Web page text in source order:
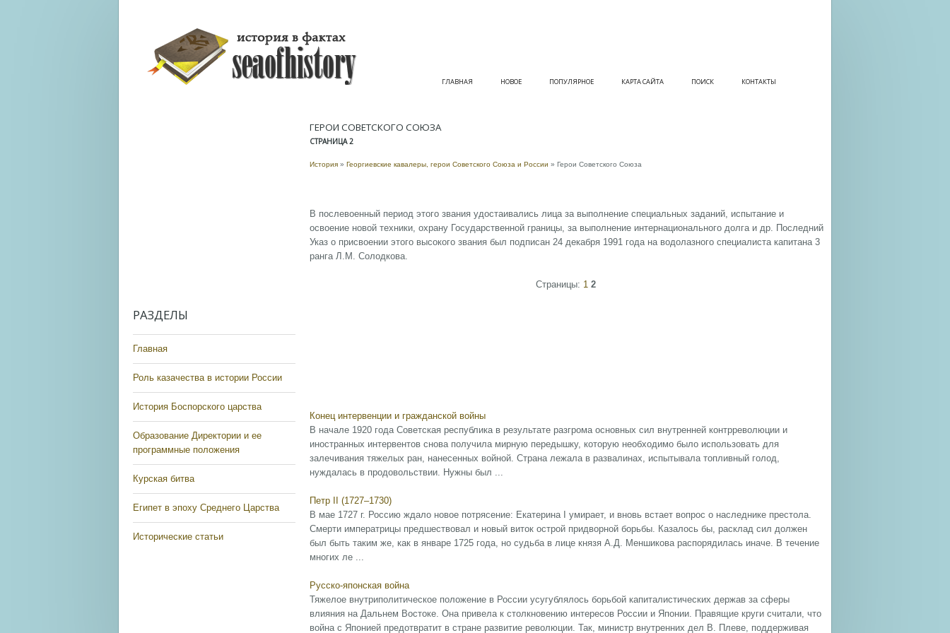
ГЛАВНАЯ НОВОЕ ПОПУЛЯРНОЕ КАРТА САЙТА ПОИСК КОНТАКТЫ
РАЗДЕЛЫ
Главная
Роль казачества в истории России
История Боспорского царства
Образование Директории и ее
программные положения
Курская битва
Египет в эпоху Среднего Царства
Исторические статьи
ГЕРОИ СОВЕТСКОГО СОЮЗА
СТРАНИЦА 2
История » Георгиевские кавалеры, герои Советского Союза и России » Герои Советского Союза
В послевоенный период этого звания удостаивались лица за выполнение специальных заданий, испытание и
освоение новой техники, охрану Государственной границы, за выполнение интернационального долга и др. Последний
Указ о присвоении этого высокого звания был подписан 24 декабря 1991 года на водолазного специалиста капитана 3
ранга Л.М. Солодкова.
Страницы: 1 2
Конец интервенции и гражданской войны
В начале 1920 года Советская республика в результате разгрома основных сил внутренней контрреволюции и
иностранных интервентов снова получила мирную передышку, которую необходимо было использовать для
залечивания тяжелых ран, нанесенных войной. Страна лежала в развалинах, испытывала топливный голод,
нуждалась в продовольствии. Нужны был ...
Петр II (1727–1730)
В мае 1727 г. Россию ждало новое потрясение: Екатерина I умирает, и вновь встает вопрос о наследнике престола.
Смерти императрицы предшествовал и новый виток острой придворной борьбы. Казалось бы, расклад сил должен
был быть таким же, как в январе 1725 года, но судьба в лице князя А.Д. Меншикова распорядилась иначе. В течение
многих ле ...
Русско-японская война
Тяжелое внутриполитическое положение в России усугублялось борьбой капиталистических держав за сферы
влияния на Дальнем Востоке. Она привела к столкновению интересов России и Японии. Правящие круги считали, что
война с Японией предотвратит в стране развитие революции. Так, министр внутренних дел В. Плеве, поддерживая